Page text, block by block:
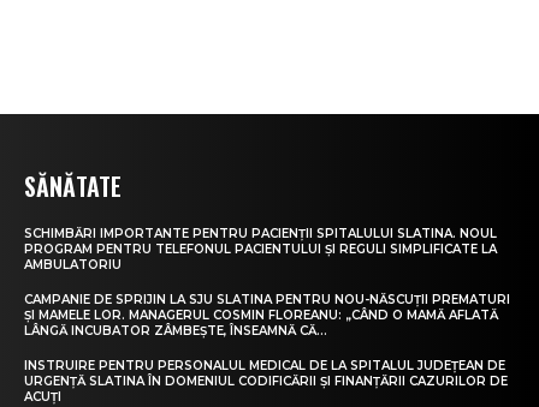
SĂNĂTATE
SCHIMBĂRI IMPORTANTE PENTRU PACIENȚII SPITALULUI SLATINA. NOUL
PROGRAM PENTRU TELEFONUL PACIENTULUI ȘI REGULI SIMPLIFICATE LA
AMBULATORIU
CAMPANIE DE SPRIJIN LA SJU SLATINA PENTRU NOU-NĂSCUȚII PREMATURI
ȘI MAMELE LOR. MANAGERUL COSMIN FLOREANU: „CÂND O MAMĂ AFLATĂ
LÂNGĂ INCUBATOR ZÂMBEȘTE, ÎNSEAMNĂ CĂ...
INSTRUIRE PENTRU PERSONALUL MEDICAL DE LA SPITALUL JUDEȚEAN DE
URGENȚĂ SLATINA ÎN DOMENIUL CODIFICĂRII ȘI FINANȚĂRII CAZURILOR DE
ACUȚI